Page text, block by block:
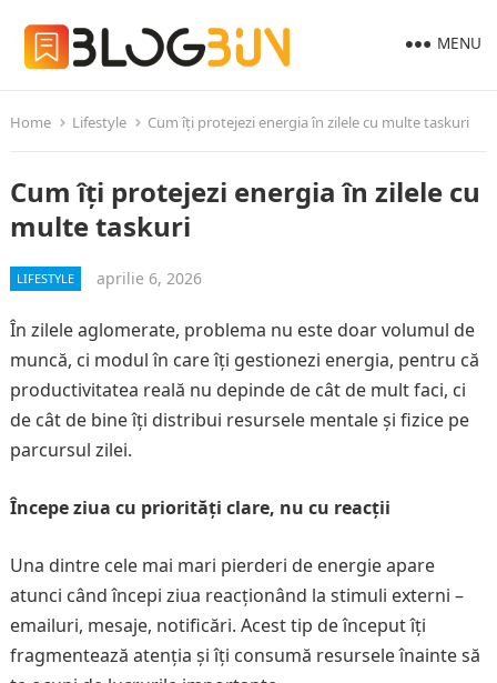
MENU
Home Lifestyle Cum îți protejezi energia în zilele cu multe taskuri
Cum îți protejezi energia în zilele cu
multe taskuri
LIFESTYLE aprilie 6, 2026
În zilele aglomerate, problema nu este doar volumul de
muncă, ci modul în care îți gestionezi energia, pentru că
productivitatea reală nu depinde de cât de mult faci, ci
de cât de bine îți distribui resursele mentale și fizice pe
parcursul zilei.
Începe ziua cu priorități clare, nu cu reacții
Una dintre cele mai mari pierderi de energie apare
atunci când începi ziua reacționând la stimuli externi –
emailuri, mesaje, notificări. Acest tip de început îți
fragmentează atenția și îți consumă resursele înainte să